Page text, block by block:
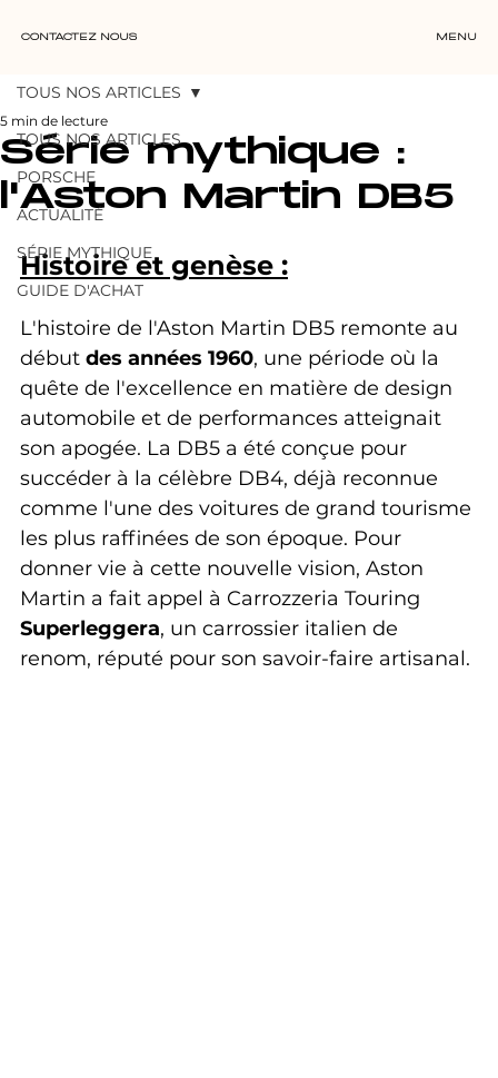
MENU
CONTACTEZ NOUS
TOUS NOS ARTICLES
PORSCHE
ACTUALITÉ
SÉRIE MYTHIQUE
GUIDE D'ACHAT
TOUS NOS ARTICLES
Série mythique :
l'Aston Martin DB5
5 min de lecture
Histoire et genèse :
L'histoire de l'Aston Martin DB5 remonte au
début des années 1960, une période où la
quête de l'excellence en matière de design
automobile et de performances atteignait
son apogée. La DB5 a été conçue pour
succéder à la célèbre DB4, déjà reconnue
comme l'une des voitures de grand tourisme
les plus raffinées de son époque. Pour
donner vie à cette nouvelle vision, Aston
Martin a fait appel à Carrozzeria Touring
Superleggera, un carrossier italien de
renom, réputé pour son savoir-faire artisanal.